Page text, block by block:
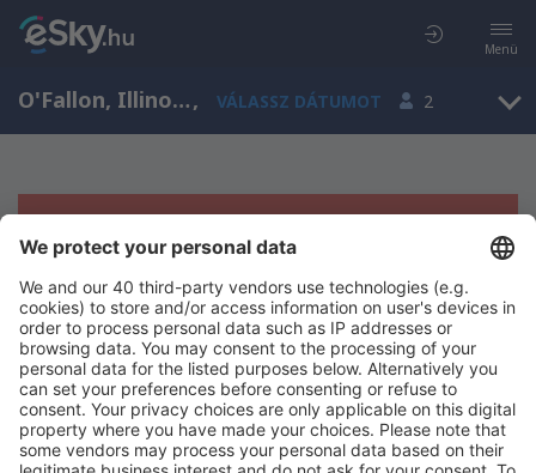
Menü
O'Fallon, Illinois, Amerikai Egyesült Államok, VÁLASSZ DÁTUMOT 2
Sajnos semmilyen eredménnyel nem
szolgálhatunk.
Próbáld meg még egyszer más kritériumot kiválasztva